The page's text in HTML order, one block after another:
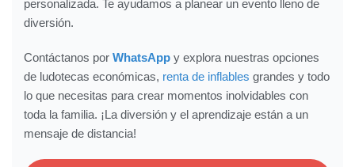
personalizada. Te ayudamos a planear un evento lleno de
diversión.
Contáctanos por WhatsApp y explora nuestras opciones
de ludotecas económicas, renta de inflables grandes y todo
lo que necesitas para crear momentos inolvidables con
toda la familia. ¡La diversión y el aprendizaje están a un
mensaje de distancia!